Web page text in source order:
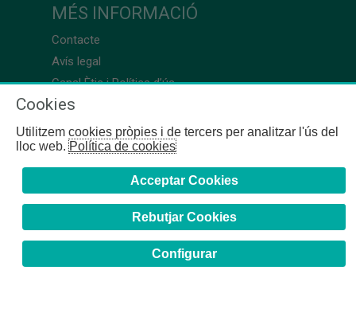
MÉS INFORMACIÓ
Contacte
Avís legal
Canal Ètic i Política d’ús
Cookies
Utilitzem cookies pròpies i de tercers per analitzar l'ús del
lloc web.Política de cookies
Acceptar Cookies
Rebutjar Cookies
Configurar